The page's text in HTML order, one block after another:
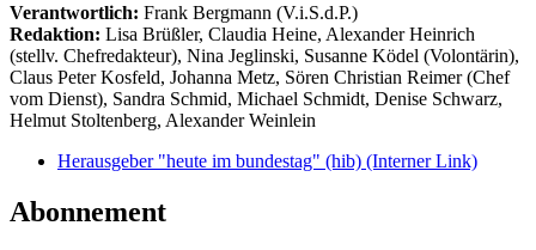
Verantwortlich: Frank Bergmann (V.i.S.d.P.)
Redaktion: Lisa Brüßler, Claudia Heine, Alexander Heinrich
(stellv. Chefredakteur), Nina Jeglinski, Susanne Ködel (Volontärin),
Claus Peter Kosfeld, Johanna Metz, Sören Christian Reimer (Chef
vom Dienst), Sandra Schmid, Michael Schmidt, Denise Schwarz,
Helmut Stoltenberg, Alexander Weinlein
Herausgeber "heute im bundestag" (hib) (Interner Link)
Abonnement